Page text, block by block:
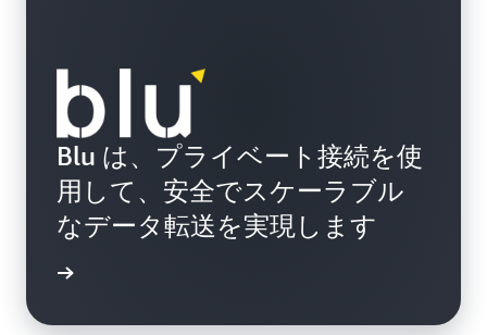
Blu は、プライベート接続を使
用して、安全でスケーラブル
なデータ転送を実現します